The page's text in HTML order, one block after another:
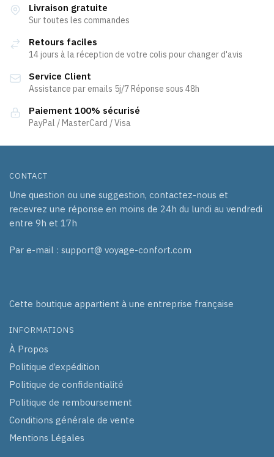
Les
options
peuvent
être
sur
la
page
du
Livraison gratuite
Sur toutes les commandes
Retours faciles
14 jours à la réception de votre colis pour changer d'avis
Service Client
Assistance par emails 5j/7 Réponse sous 48h
Paiement 100% sécurisé
PayPal / MasterCard / Visa
CONTACT
Une question ou une suggestion, contactez-nous et
recevrez une réponse en moins de 24h du lundi au vendredi
entre 9h et 17h
Par e-mail : support@ voyage-confort.com
Cette boutique appartient à une entreprise française
INFORMATIONS
À Propos
Politique d’expédition
Politique de confidentialité
Politique de remboursement
Conditions générale de vente
Mentions Légales